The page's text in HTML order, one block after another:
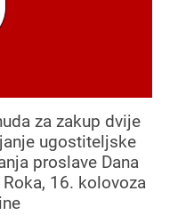
za zakup dvije
ugostiteljske
proslave Dana
16. kolovoza